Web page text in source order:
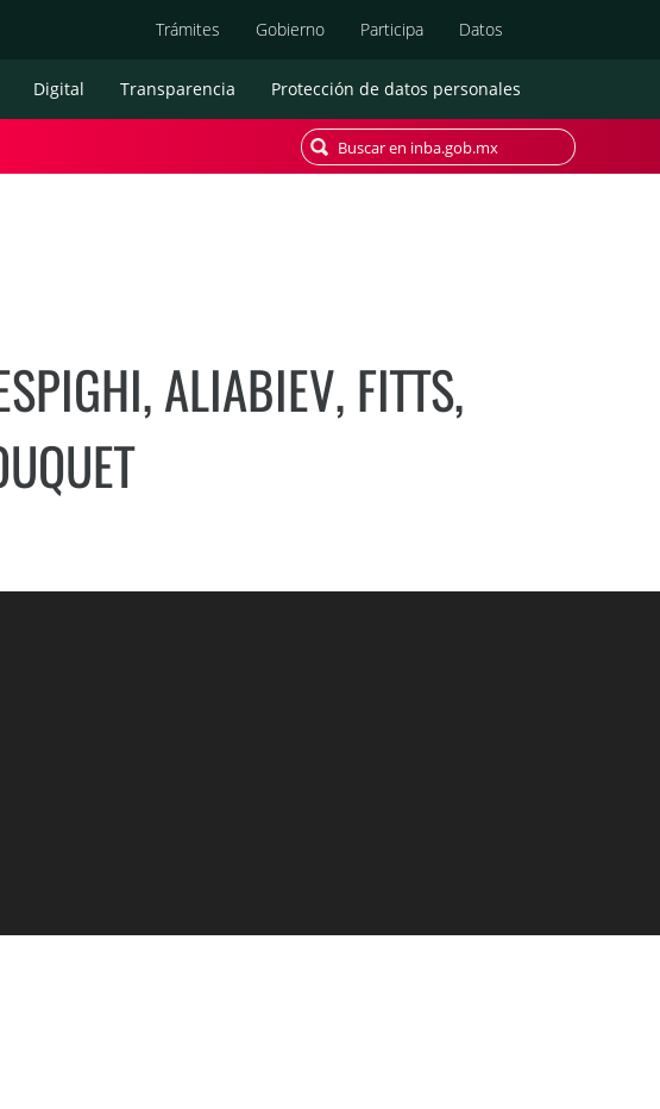
Trámites Gobierno Participa Datos
Digital Transparencia Protección de datos personales
ALIABIEV, FITTS,